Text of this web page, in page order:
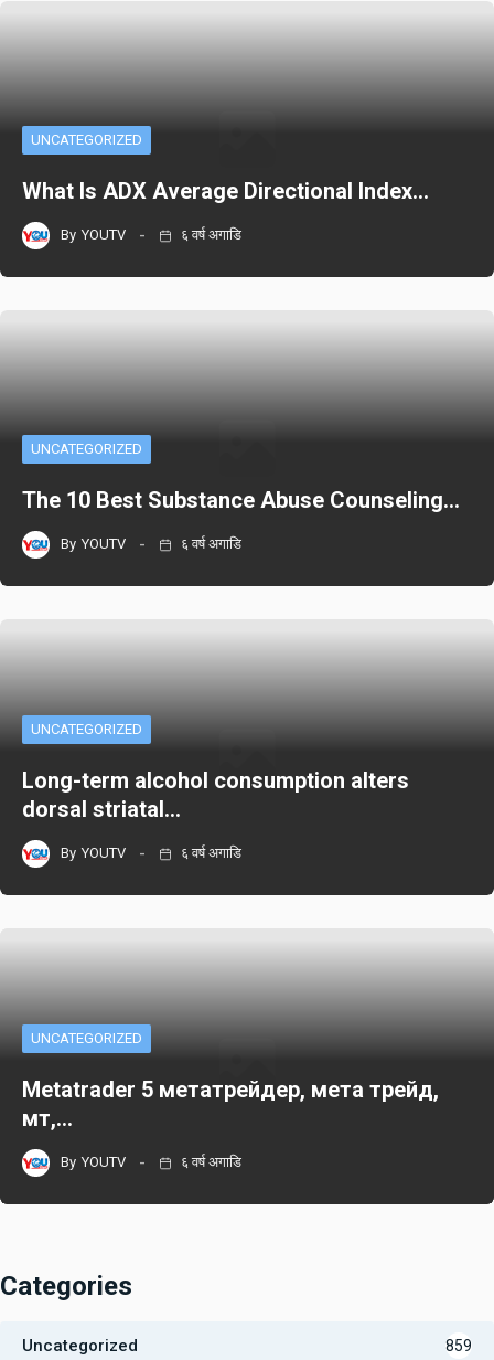
UNCATEGORIZED
What Is ADX Average Directional Index…
By YOUTV ६ वर्ष अगाडि
UNCATEGORIZED
The 10 Best Substance Abuse Counseling…
By YOUTV ६ वर्ष अगाडि
UNCATEGORIZED
Long-term alcohol consumption alters
dorsal striatal…
By YOUTV ६ वर्ष अगाडि
UNCATEGORIZED
Metatrader 5 метатрейдер, мета трейд,
мт,…
By YOUTV ६ वर्ष अगाडि
Categories
Uncategorized 859